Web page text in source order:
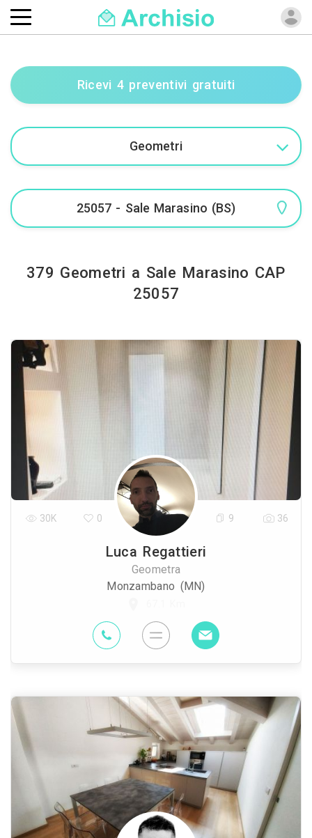
Ricevi 4 preventivi gratuiti
379 Geometri a Sale Marasino CAP
25057
Luca Regattieri
Geometra
Monzambano (MN)
30K 0 9 36